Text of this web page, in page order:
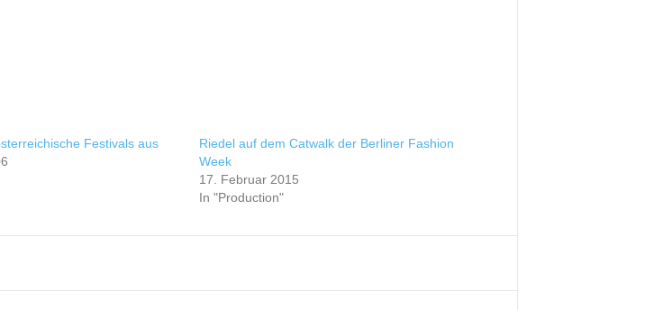
Festivals aus
Riedel auf dem Catwalk der Berliner Fashion
Week
17. Februar 2015
In "Production"